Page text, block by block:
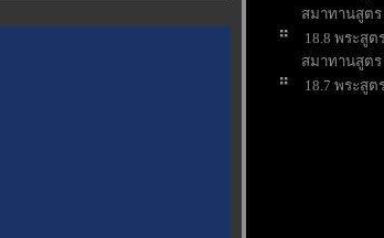
สมาทานสูตร
18.8 พระสู
สมาทานสูตร
18.7 พระสู
18.4 พระสู